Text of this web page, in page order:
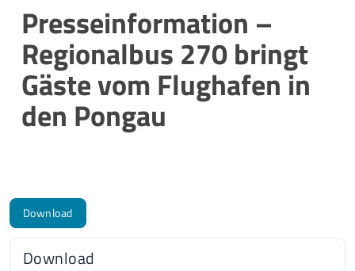
Presseinformation –
Regionalbus 270 bringt
Gäste vom Flughafen in
den Pongau
Download
Download